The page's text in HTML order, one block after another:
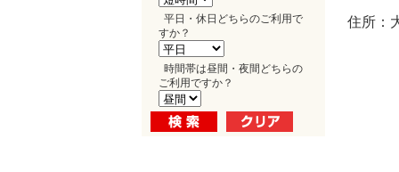
平日・休日どちらのご利用で
すか？
時間帯は昼間・夜間どちらの
ご利用ですか？
住所：